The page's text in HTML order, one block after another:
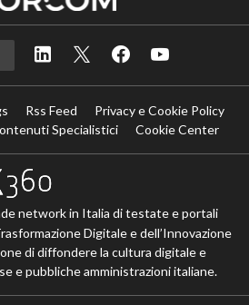
Rss Feed
Privacy e Cookie Policy
Specialistici
Cookie Center
network in Italia di testate e portali
Digitale e dell’Innovazione
di diffondere la cultura digitale e
e pubbliche amministrazioni italiane.